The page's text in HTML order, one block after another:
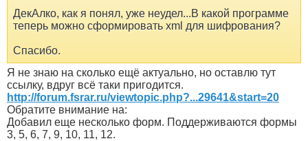
ДекАлко, как я понял, уже неудел...В какой программе
теперь можно сформировать xml для шифрования?
Спасибо.
Я не знаю на сколько ещё актуально, но оставлю тут
ссылку, вдруг всё таки пригодится.
http://forum.fsrar.ru/viewtopic.php?...29641&start=20
Обратите внимание на:
Добавил еще несколько форм. Поддерживаются формы
3, 5, 6, 7, 9, 10, 11, 12.